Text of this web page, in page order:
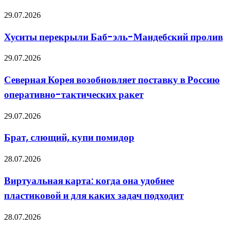
новых
Хуситы
Баб-
эль-
пролив
29.07.2026
Хуситы перекрыли Баб-эль-Мандебский пролив
Северная
возобновляет
поставку
в
оперативно-
тактических
29.07.2026
Северная Корея возобновляет поставку в Россию
оперативно-тактических ракет
Брат,
купи
помидор
29.07.2026
Брат, слющий, купи помидор
Виртуальная
когда
она
удобнее
и
для
28.07.2026
Виртуальная карта: когда она удобнее
пластиковой и для каких задач подходит
Актуальные
28.07.2026